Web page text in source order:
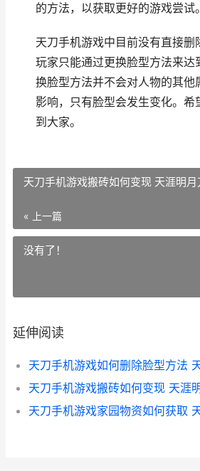
的方法，以获取更好的游戏尝试。
天刀手机游戏中目前没有直接删
玩家只能通过更换脸型方法来达
换脸型方法并不会对人物的其他
影响，只有脸型会发生变化。希
到大家。
天刀手机游戏搬砖如何变现 天涯明
« 上一篇
没有了！
延伸阅读